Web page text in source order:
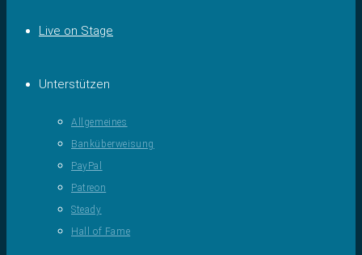
Live on Stage
Unterstützen
Allgemeines
Banküberweisung
PayPal
Patreon
Steady
Hall of Fame